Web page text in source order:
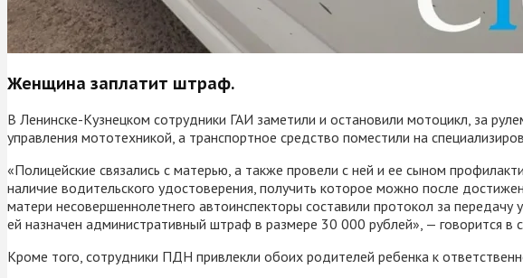
Женщина заплатит штраф.
В Ленинске-Кузнецком сотрудники ГАИ заметили и остановили мотоцикл, за
управления мототехникой, а транспортное средство поместили на
«Полицейские связались с матерью, а также провели с ней и ее сыном
наличие водительского удостоверения, получить которое можно после
матери несовершеннолетнего автоинспекторы составили протокол за
ей назначен административный штраф в размере 30 000 рублей», — говорится в
Кроме того, сотрудники ПДН привлекли обоих родителей ребенка к